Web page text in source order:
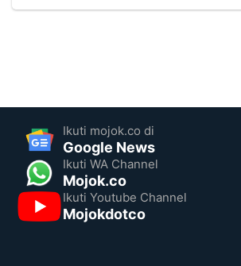
Ikuti mojok.co di
Google News
Ikuti WA Channel
Mojok.co
Ikuti Youtube Channel
Mojokdotco